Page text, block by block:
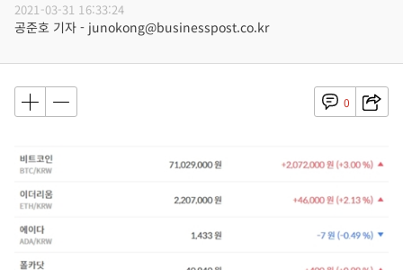
2021-03-31 16:33:24
공준호 기자 - junokong@businesspost.co.kr
0